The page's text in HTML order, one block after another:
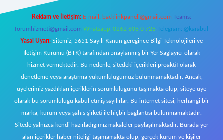
Reklam ve İletişim: E-mail: backlinkpaneli@gmail.com Teams:
forumhizmeti@gmail.com Whatsapp: 0262 606 0 726 Telegram: @karabul
Yasal Uyarı: Sitemiz, 5651 Sayılı Kanun gereğince Bilgi Teknolojileri ve
İletişim Kurumu (BTK) tarafından onaylanmış bir Yer Sağlayıcı olarak
hizmet vermektedir. Bu nedenle, sitedeki içerikleri proaktif olarak
denetleme veya araştırma yükümlülüğümüz bulunmamaktadır. Ancak,
üyelerimiz yazdıkları içeriklerin sorumluluğunu taşımakta olup, siteye üye
olarak bu sorumluluğu kabul etmiş sayılırlar. Bu internet sitesi, herhangi bir
marka, kurum veya şahıs şirketi ile hiçbir bağlantısı bulunmamaktadır.
Sitede yalnızca kendi hazırladığımız makaleler paylaşılmaktadır. Burada yer
alan içerikler haber niteliği taşımamakta olup, gerçek kurum ve kişiler